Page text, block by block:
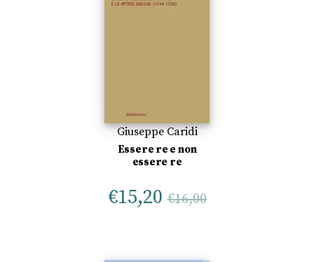
Giuseppe Caridi
Essere re e non
essere re
€15,20 €16,00